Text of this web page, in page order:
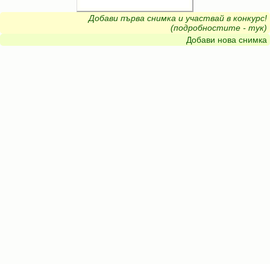
Добави първа снимка и участвай в конкурс!
(подробностите - тук)
Добави нова снимка